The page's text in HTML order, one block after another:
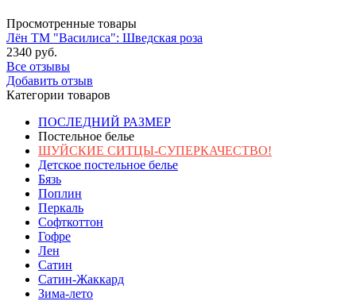
Просмотренные товары
Лён ТМ "Василиса": Шведская роза
2340 руб.
Все отзывы
Добавить отзыв
Категории товаров
ПОСЛЕДНИЙ РАЗМЕР
Постельное белье
ШУЙСКИЕ СИТЦЫ-СУПЕРКАЧЕСТВО!
Детское постельное белье
Бязь
Поплин
Перкаль
Софткоттон
Гофре
Лен
Сатин
Сатин-Жаккард
Зима-лето